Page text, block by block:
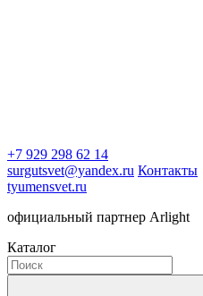
+7 929 298 62 14
surgutsvet@yandex.ru Контакты
tyumensvet.ru
официальный партнер Arlight
Каталог